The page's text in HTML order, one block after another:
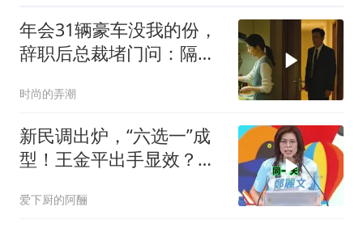
年会31辆豪车没我的份，
辞职后总裁堵门问：隔壁
时尚的弄潮
新民调出炉，“六选一”成
型！王金平出手显效？蓝
爱下厨的阿酾